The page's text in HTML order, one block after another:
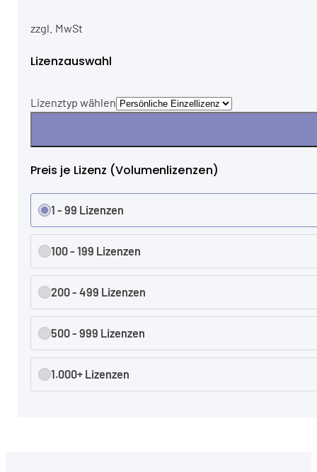
zzgl. MwSt
Lizenzauswahl
Lizenztyp wählen
Preis je Lizenz (Volumenlizenzen)
1 - 99 Lizenzen
100 - 199 Lizenzen
200 - 499 Lizenzen
500 - 999 Lizenzen
1.000+ Lizenzen